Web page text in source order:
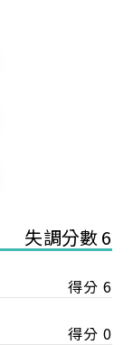
失調分數 6
得分 6
得分 0